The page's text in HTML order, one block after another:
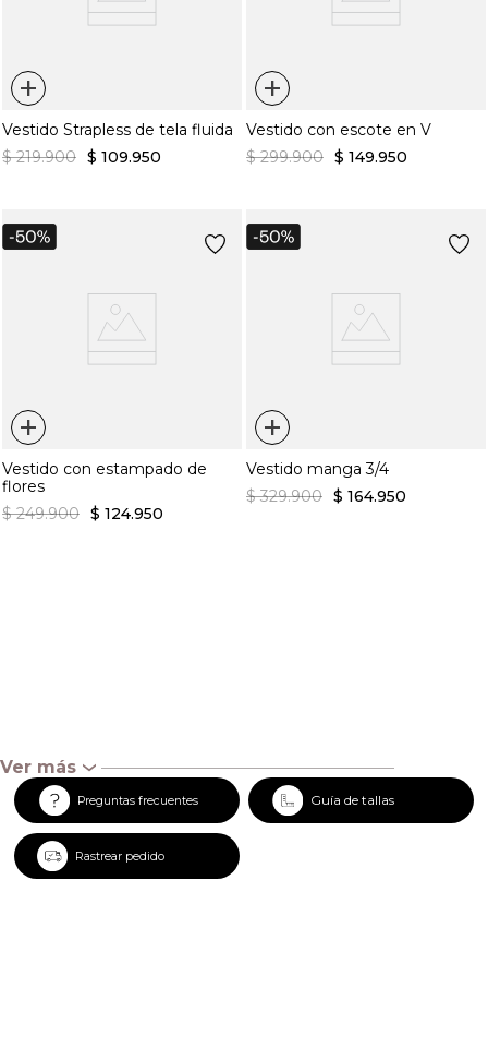
+
Vestido Strapless de tela fluida
$ 219.900 $ 109.950
+
Vestido con escote en V
$ 299.900 $ 149.950
+
Vestido con estampado de
flores
$ 249.900 $ 124.950
+
Vestido manga 3/4
$ 329.900 $ 164.950
Ver más‹
Preguntas frecuentes Guía de tallas
Rastrear pedido